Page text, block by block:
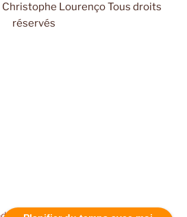
Lourenço Tous droits
réservés